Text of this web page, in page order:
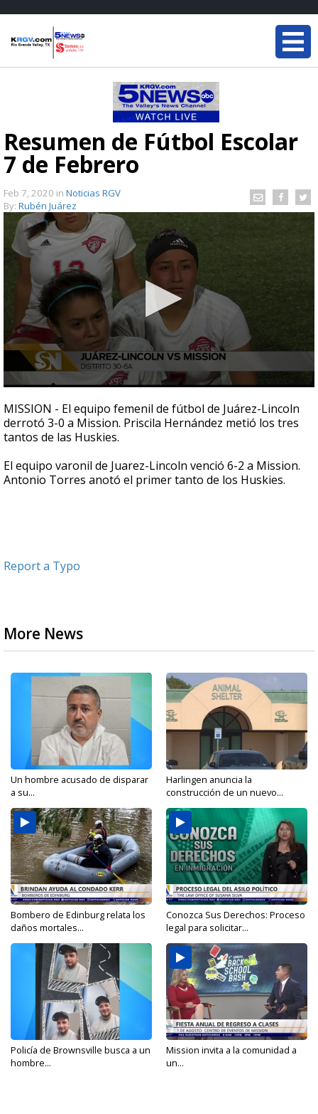
Resumen de Fútbol Escolar
7 de Febrero
Feb 7, 2020 in Noticias RGV
By: Rubén Juárez
seconds
of
1
minute,
seconds
MISSION - El equipo femenil de fútbol de Juárez-Lincoln
derrotó 3-0 a Mission. Priscila Hernández metió los tres
tantos de las Huskies.
El equipo varonil de Juarez-Lincoln venció 6-2 a Mission.
Antonio Torres anotó el primer tanto de los Huskies.
Report a Typo
More News
Un hombre acusado de disparar
a su...
Harlingen anuncia la
construcción de un nuevo...
Bombero de Edinburg relata los
daños mortales...
Conozca Sus Derechos: Proceso
legal para solicitar...
Policía de Brownsville busca a un
hombre...
Mission invita a la comunidad a
un...